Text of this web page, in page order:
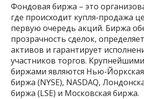
Фондовая биржа – это
где происходит купля-продажа
первую очередь акций. Биржа
прозрачность сделок,
активов и гарантирует
участников торгов.
биржами являются Нью-
биржа (NYSE), NASDAQ,
биржа (LSE) и Московская биржа.